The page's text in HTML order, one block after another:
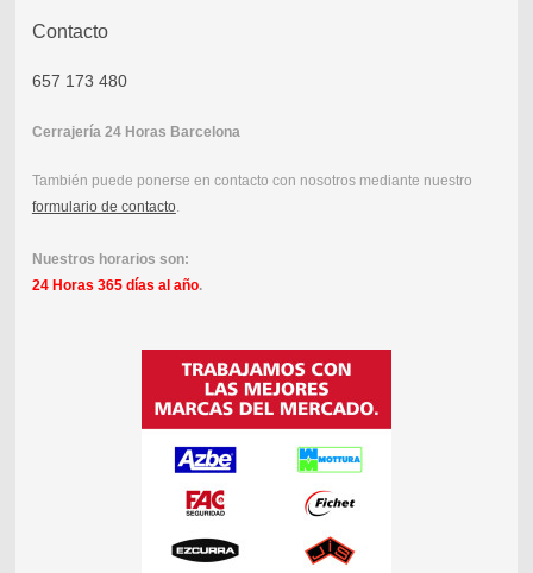
Contacto
657 173 480
Cerrajería 24 Horas Barcelona
También puede ponerse en contacto con nosotros mediante nuestro
formulario de contacto.
Nuestros horarios son:
24 Horas 365 días al año.